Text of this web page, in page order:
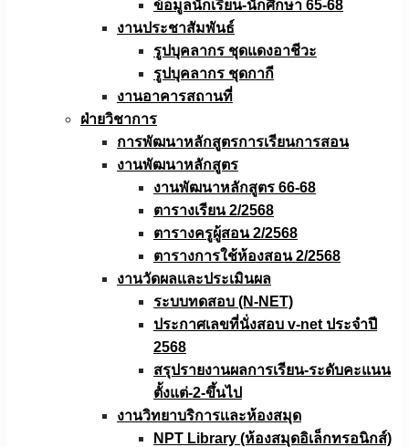
ข้อมูลนักเรียน-นักศึกษา 65-68
งานประชาสัมพันธ์
รูปบุคลากร ชุดแดงอาชีวะ
รูปบุคลากร ชุดกากี
งานอาคารสถานที่
ฝ่ายวิชาการ
การพัฒนาหลักสูตรการเรียนการสอน
งานพัฒนาหลักสูตร
งานพัฒนาหลักสูตร 66-68
ตารางเรียน 2/2568
ตารางครูผู้สอน 2/2568
ตารางการใช้ห้องสอน 2/2568
งานวัดผลเเละประเมินผล
ระบบทดสอบ (N-NET)
ประกาศเลขที่นั่งสอบ v-net ประจำปี
2568
สรุปรายงานผลการเรียน-ระดับคะแนน
ตั้งแต่-2-ขึ้นไป
งานวิทยาบริการเเละห้องสมุด
NPT Library (ห้องสมุดอิเล็กทรอนิกส์)